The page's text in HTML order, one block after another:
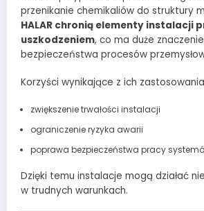
przenikanie chemikaliów do struktury
HALAR chronią elementy instalacji
uszkodzeniem, co ma duże
bezpieczeństwa procesów
Korzyści wynikające z ich
zwiększenie trwałości instalacji
ograniczenie ryzyka awarii
poprawa bezpieczeństwa pracy
Dzięki temu instalacje mogą działać
w trudnych warunkach.